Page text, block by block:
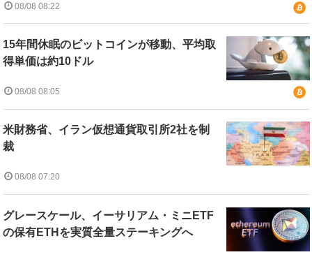
08/08 08:22
15年間休眠のビットコインが移動、平均取
得単価は約10ドル
08/08 08:05
米財務省、イラン仮想通貨取引所2社を制
裁
08/08 07:20
グレースケール、イーサリアム・ミニETF
の保有ETHを実質全量ステーキングへ